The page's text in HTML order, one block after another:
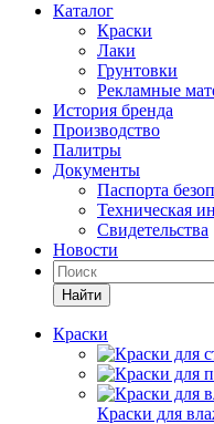
Каталог
Краски
Лаки
Грунтовки
Рекламные
История бренда
Производство
Палитры
Документы
Паспорта
Техническая
Свидетельства
Новости
Найти
Краски
Краски для